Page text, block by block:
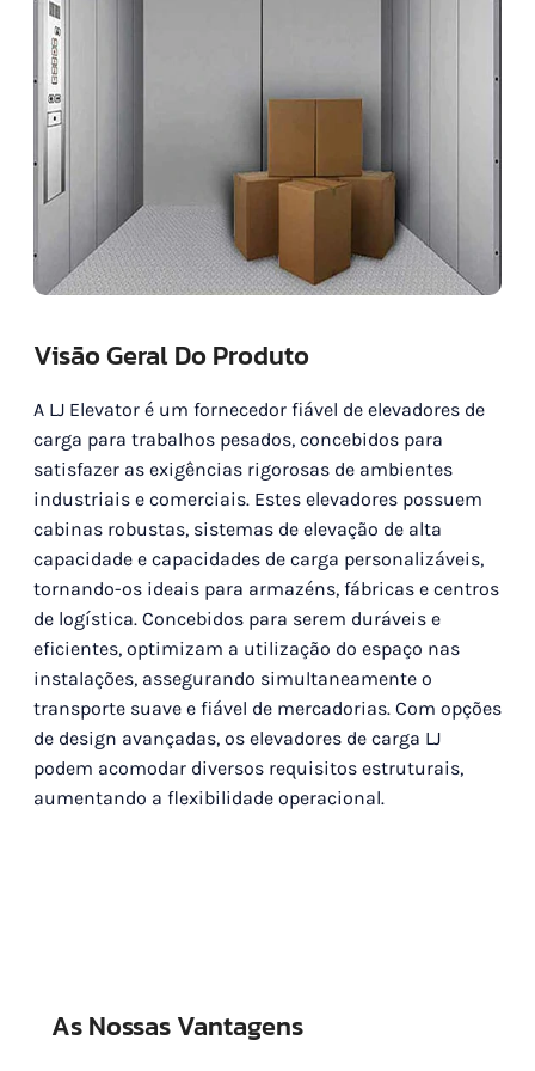
Visão Geral Do Produto
A LJ Elevator é um fornecedor fiável de elevadores de
carga para trabalhos pesados, concebidos para
satisfazer as exigências rigorosas de ambientes
industriais e comerciais. Estes elevadores possuem
cabinas robustas, sistemas de elevação de alta
capacidade e capacidades de carga personalizáveis,
tornando-os ideais para armazéns, fábricas e centros
de logística. Concebidos para serem duráveis e
eficientes, optimizam a utilização do espaço nas
instalações, assegurando simultaneamente o
transporte suave e fiável de mercadorias. Com opções
de design avançadas, os elevadores de carga LJ
podem acomodar diversos requisitos estruturais,
aumentando a flexibilidade operacional.
As Nossas Vantagens